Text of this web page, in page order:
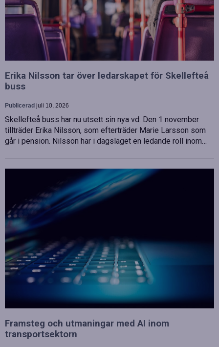
Erika Nilsson tar över ledarskapet för Skellefteå
buss
Publicerad juli 10, 2026
Skellefteå buss har nu utsett sin nya vd. Den 1 november
tillträder Erika Nilsson, som efterträder Marie Larsson som
går i pension. Nilsson har i dagsläget en ledande roll inom…
Framsteg och utmaningar med AI inom
transportsektorn